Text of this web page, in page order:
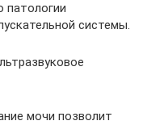
патологии
системы.
мочи позволит